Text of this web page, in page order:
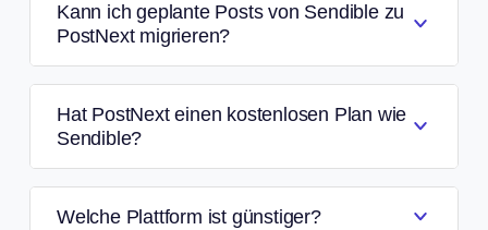
Kann ich geplante Posts von Sendible zu
PostNext migrieren?
Hat PostNext einen kostenlosen Plan wie
Sendible?
Welche Plattform ist günstiger?